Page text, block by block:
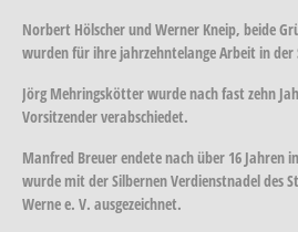
Norbert Hölscher und Werner Kneip, beide
wurden für ihre jahrzehntelange Arbeit in
Jörg Mehringskötter wurde nach fast zehn
Vorsitzender verabschiedet.
Manfred Breuer endete nach über 16 Jahren
wurde mit der Silbernen Verdienstnadel des
Werne e. V. ausgezeichnet.